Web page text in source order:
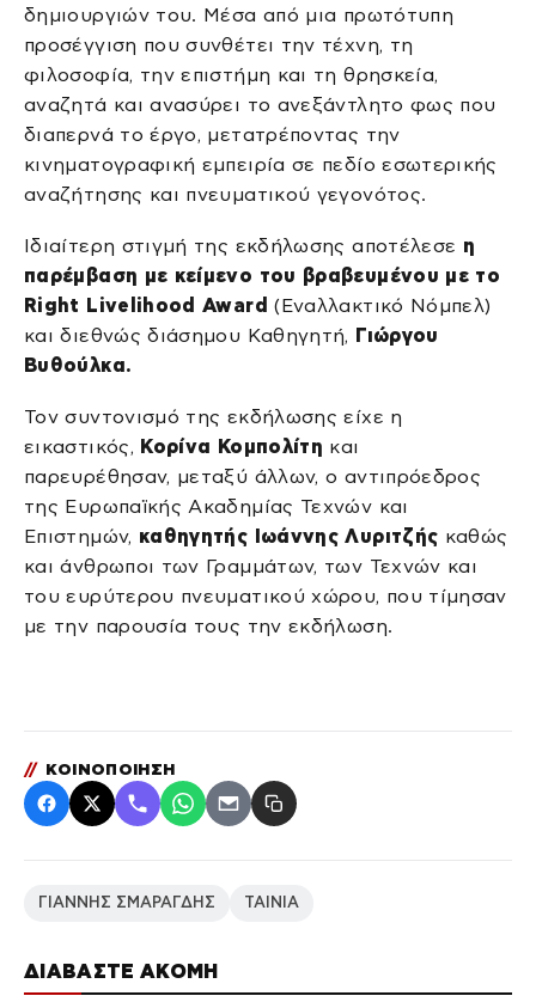
ΔΙΑΒΑΣΤΕ ΑΚΟΜΗ
δημιουργιών του. Μέσα από μια πρωτότυπη
προσέγγιση που συνθέτει την τέχνη, τη
φιλοσοφία, την επιστήμη και τη θρησκεία,
αναζητά και ανασύρει το ανεξάντλητο φως που
διαπερνά το έργο, μετατρέποντας την
κινηματογραφική εμπειρία σε πεδίο εσωτερικής
αναζήτησης και πνευματικού γεγονότος.
Ιδιαίτερη στιγμή της εκδήλωσης αποτέλεσε η
παρέμβαση με κείμενο του βραβευμένου με το
Right Livelihood Award (Εναλλακτικό Νόμπελ)
και διεθνώς διάσημου Καθηγητή, Γιώργου
Βυθούλκα.
Τον συντονισμό της εκδήλωσης είχε η
εικαστικός, Κορίνα Κομπολίτη και
παρευρέθησαν, μεταξύ άλλων, ο αντιπρόεδρος
της Ευρωπαϊκής Ακαδημίας Τεχνών και
Επιστημών, καθηγητής Ιωάννης Λυριτζής καθώς
και άνθρωποι των Γραμμάτων, των Τεχνών και
του ευρύτερου πνευματικού χώρου, που τίμησαν
με την παρουσία τους την εκδήλωση.
// ΚΟΙΝΟΠΟΙΗΣΗ
ΓΙΑΝΝΗΣ ΣΜΑΡΑΓΔΗΣ ΤΑΙΝΙΑ